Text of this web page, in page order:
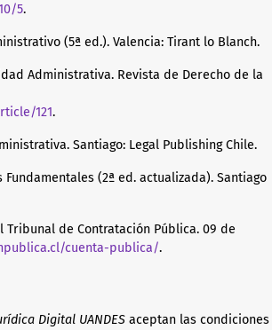
5.
(5ª ed.). Valencia: Tirant lo Blanch.
Administrativa. Revista de Derecho de la
121.
Santiago: Legal Publishing Chile.
Fundamentales (2ª ed. actualizada). Santiago
Tribunal de Contratación Pública. 09 de
cuenta-publica/.
Digital UANDES aceptan las condiciones